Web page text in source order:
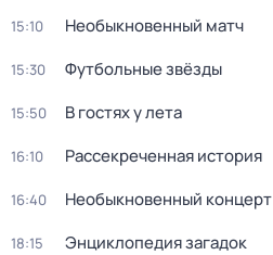
15:10 Необыкновенный матч
15:30 Футбольные звёзды
15:50 В гостях у лета
16:10 Рассекреченная история
16:40 Необыкновенный концерт
18:15 Энциклопедия загадок